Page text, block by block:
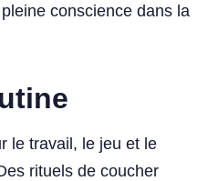
conscience dans la
le travail, le jeu et le
rituels de coucher